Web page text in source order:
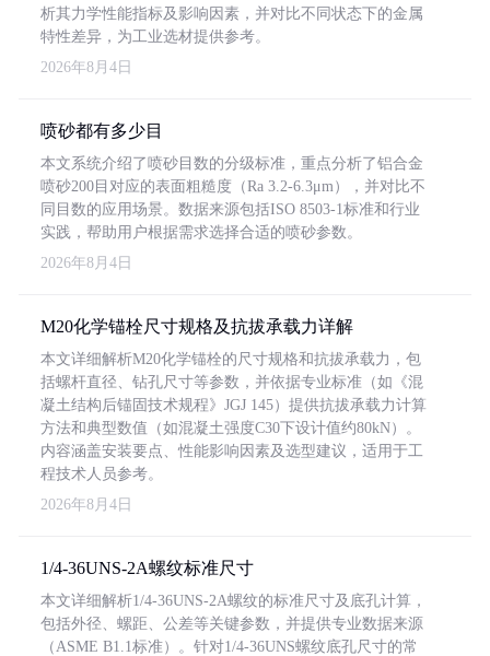
析其力学性能指标及影响因素，并对比不同状态下的金属
特性差异，为工业选材提供参考。
2026年8月4日
喷砂都有多少目
本文系统介绍了喷砂目数的分级标准，重点分析了铝合金
喷砂200目对应的表面粗糙度（Ra 3.2-6.3μm），并对比不
同目数的应用场景。数据来源包括ISO 8503-1标准和行业
实践，帮助用户根据需求选择合适的喷砂参数。
2026年8月4日
M20化学锚栓尺寸规格及抗拔承载力详解
本文详细解析M20化学锚栓的尺寸规格和抗拔承载力，包
括螺杆直径、钻孔尺寸等参数，并依据专业标准（如《混
凝土结构后锚固技术规程》JGJ 145）提供抗拔承载力计算
方法和典型数值（如混凝土强度C30下设计值约80kN）。
内容涵盖安装要点、性能影响因素及选型建议，适用于工
程技术人员参考。
2026年8月4日
1/4-36UNS-2A螺纹标准尺寸
本文详细解析1/4-36UNS-2A螺纹的标准尺寸及底孔计算，
包括外径、螺距、公差等关键参数，并提供专业数据来源
（ASME B1.1标准）。针对1/4-36UNS螺纹底孔尺寸的常